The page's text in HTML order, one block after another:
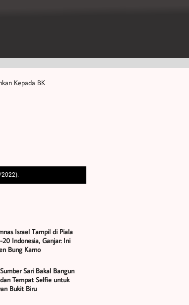
Kepada BK
Israel Tampil di Piala
20 Indonesia, Ganjar: Ini
Bung Karno
Sari Bakal Bangun
Tempat Selfie untuk
Bukit Biru